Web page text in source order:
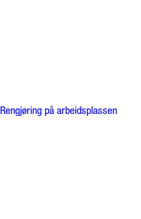
Rengjøring på arbeidsplassen